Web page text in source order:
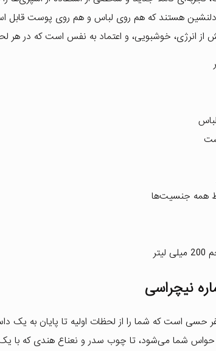
هستند که هم روی لباس و هم روی پوست قابل
از انرژی، خوشبویی، و اعتماد به نفس است که در هر
همه جنسیت‌ها
نیچراسی
حسی است که شما را از لحظات اولیه تا پایان به یک
حواس شما می‌شود، تا چوب سدر و نعناع هندی که با